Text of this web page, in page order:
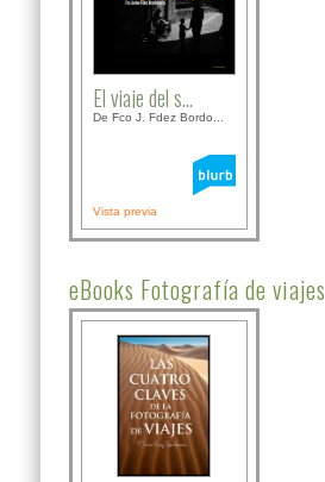
El viaje del s...
De Fco J. Fdez Bordo...
Vista previa
eBooks Fotografía de viajes